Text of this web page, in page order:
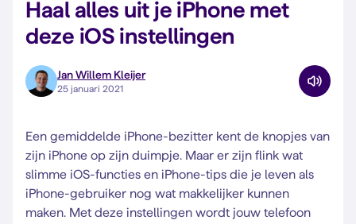
Haal alles uit je iPhone met
deze iOS instellingen
Jan Willem Kleijer
25 januari 2021
Een gemiddelde iPhone-bezitter kent de knopjes van
zijn iPhone op zijn duimpje. Maar er zijn flink wat
slimme iOS-functies en iPhone-tips die je leven als
iPhone-gebruiker nog wat makkelijker kunnen
maken. Met deze instellingen wordt jouw telefoon